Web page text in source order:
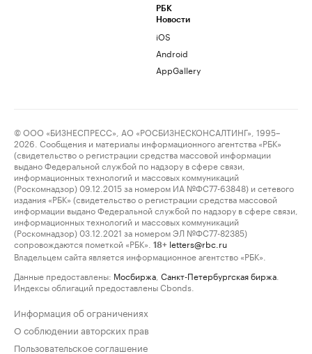
РБК
Новости
iOS
Android
AppGallery
© ООО «БИЗНЕСПРЕСС», АО «РОСБИЗНЕСКОНСАЛТИНГ», 1995–
2026. Сообщения и материалы информационного агентства «РБК»
(свидетельство о регистрации средства массовой информации
выдано Федеральной службой по надзору в сфере связи,
информационных технологий и массовых коммуникаций
(Роскомнадзор) 09.12.2015 за номером ИА №ФС77-63848) и сетевого
издания «РБК» (свидетельство о регистрации средства массовой
информации выдано Федеральной службой по надзору в сфере связи,
информационных технологий и массовых коммуникаций
(Роскомнадзор) 03.12.2021 за номером ЭЛ №ФС77-82385)
сопровождаются пометкой «РБК».
18+ letters@rbc.ru
Владельцем сайта является информационное агентство «РБК».
Данные предоставлены: Мосбиржа Санкт-Петербургская биржа
Индексы облигаций предоставлены Cbonds.
Информация об ограничениях
О соблюдении авторских прав
Пользовательское соглашение